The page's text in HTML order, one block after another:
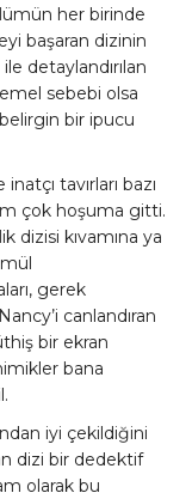
her birinde
başaran dizinin
detaylandırılan
sebebi olsa
bir ipucu
tavırları bazı
çok hoşuma gitti.
dizisi kıvamına ya
gerek
canlandıran
bir ekran
bana
iyi çekildiğini
dizi bir dedektif
olarak bu